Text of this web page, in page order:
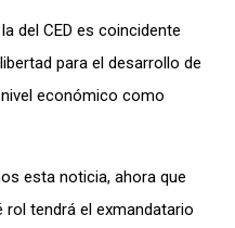
del CED es coincidente
para el desarrollo de
económico como
esta noticia, ahora que
tendrá el exmandatario